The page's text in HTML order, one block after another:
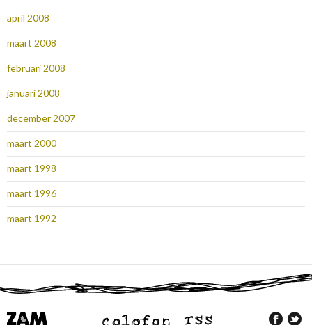
april 2008
maart 2008
februari 2008
januari 2008
december 2007
maart 2000
maart 1998
maart 1996
maart 1992